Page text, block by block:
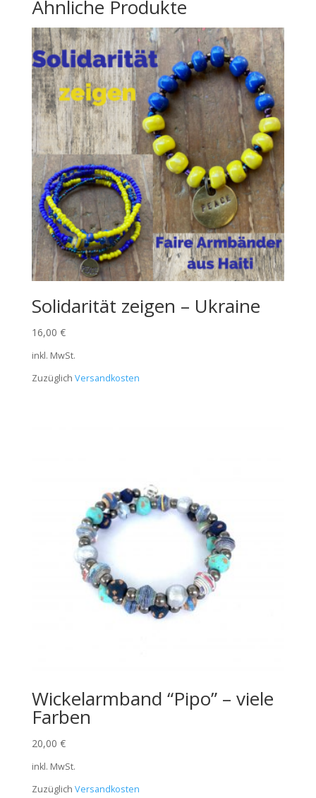
Ähnliche Produkte
Solidarität zeigen – Ukraine
16,00 €
inkl. MwSt.
Zuzüglich Versandkosten
Wickelarmband “Pipo” – viele
Farben
20,00 €
inkl. MwSt.
Zuzüglich Versandkosten